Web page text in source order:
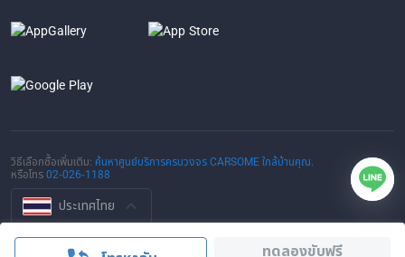
ทดลองขับฟรี
วิธีเลือกซื้อเพิ่มเติม: ค้นหาศูนย์บริการครบวงจร CARSOME ใกล้บ้านคุณ.
หรือโทร02-026-1188
ประเทศไทย
© 2016-2025 CARSOME (THAILAND) CO., LTD.(105559096112) สงวน